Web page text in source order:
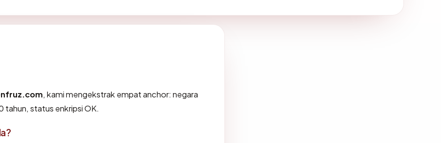
, kami mengekstrak empat anchor: negara
tahun, status enkripsi OK.